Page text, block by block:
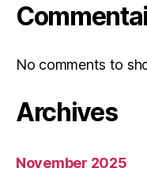
No comments to
Archives
November 2025